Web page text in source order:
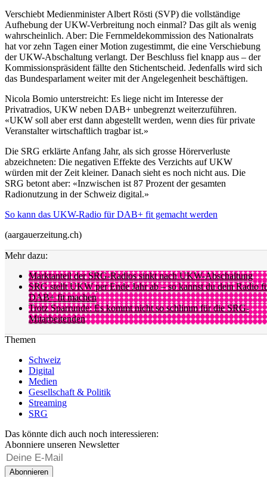
Verschiebt Medienminister Albert Rösti (SVP) die vollständige
Aufhebung der UKW-Verbreitung noch einmal? Das gilt als wenig
wahrscheinlich. Aber: Die Fernmeldekommission des Nationalrats
hat vor zehn Tagen einer Motion zugestimmt, die eine Verschiebung
der UKW-Abschaltung verlangt. Der Beschluss fiel knapp aus – der
Kommissionspräsident fällte den Stichentscheid. Jedenfalls wird sich
das Bundesparlament weiter mit der Angelegenheit beschäftigen.
Nicola Bomio unterstreicht: Es liege nicht im Interesse der
Privatradios, UKW neben DAB+ unbegrenzt weiterzuführen.
«UKW soll aber erst dann abgestellt werden, wenn dies für private
Veranstalter wirtschaftlich tragbar ist.»
Die SRG erklärte Anfang Jahr, als sich grosse Hörerverluste
abzeichneten: Die negativen Effekte des Verzichts auf UKW
würden mit der Zeit kleiner. Danach sieht es noch nicht aus. Die
SRG betont aber: «Inzwischen ist 87 Prozent der gesamten
Radionutzung in der Schweiz digital.»
So kann das UKW-Radio für DAB+ fit gemacht werden
(aargauerzeitung.ch)
Mehr dazu:
Marktanteil der SRG-Radios sinkt nach UKW-Abschaltung
SRG stellt UKW per Ende Jahr ab – so kannst du dein Radio
DAB+ fit machen
Trotz Sparrunde: Es kommt nicht so schlimm für die SRG-
Mitarbeitenden
Themen
Schweiz
Digital
Medien
Gesellschaft & Politik
Streaming
SRG
Das könnte dich auch noch interessieren:
Abonniere unseren Newsletter
Abonnieren